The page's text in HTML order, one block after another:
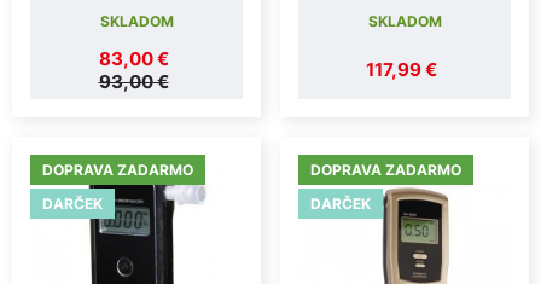
83,00 €
93,00 €
SKLADOM
117,99 €
SKLADOM
DOPRAVA ZADARMO
DARČEK
DOPRAVA ZADARMO
DARČEK